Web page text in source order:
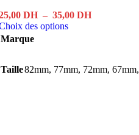
DH – 35,00 DHPlage
35,00 DH
des optionsCe
variations.
Marque
Taille82mm, 77mm, 72mm, 67mm,